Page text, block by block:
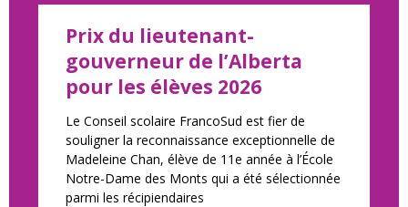
Prix du lieutenant-
gouverneur de l’Alberta
pour les élèves 2026
Le Conseil scolaire FrancoSud est fier de
souligner la reconnaissance exceptionnelle de
Madeleine Chan, élève de 11e année à l’École
Notre-Dame des Monts qui a été sélectionnée
parmi les récipiendaires